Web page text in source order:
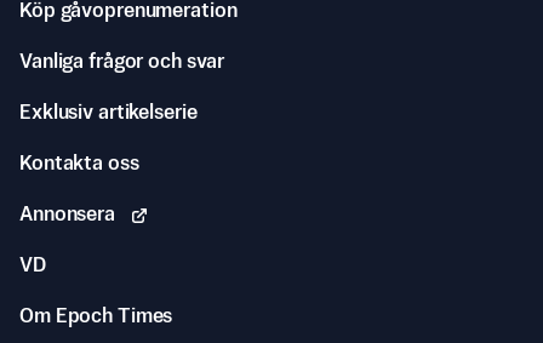
Köp gåvoprenumeration
Vanliga frågor och svar
Exklusiv artikelserie
Kontakta oss
Annonsera
VD
Om Epoch Times